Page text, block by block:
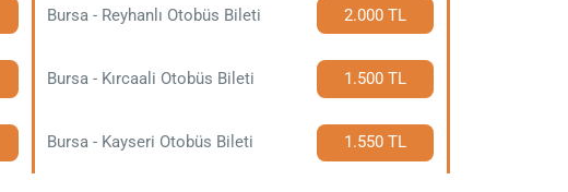
Bursa - Reyhanlı Otobüs Bileti 2.000 TL
Bursa - Kırcaali Otobüs Bileti 1.500 TL
Bursa - Kayseri Otobüs Bileti 1.550 TL